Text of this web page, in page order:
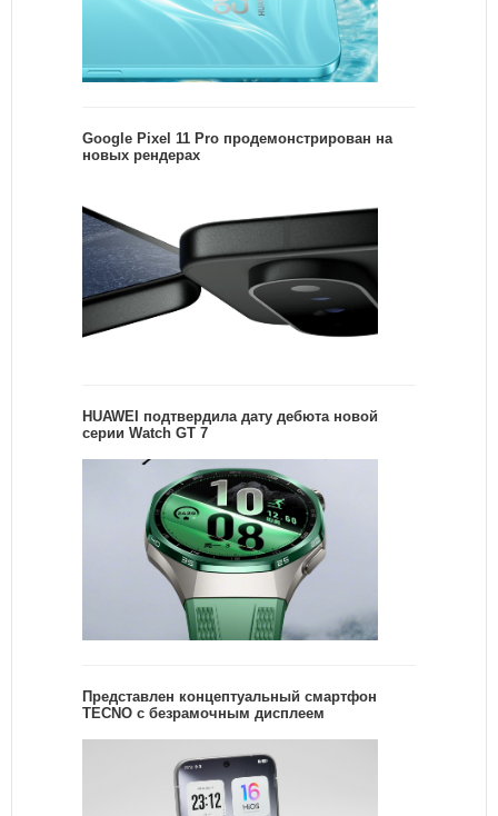
Google Pixel 11 Pro продемонстрирован на
новых рендерах
HUAWEI подтвердила дату дебюта новой
серии Watch GT 7
Представлен концептуальный смартфон
TECNO с безрамочным дисплеем